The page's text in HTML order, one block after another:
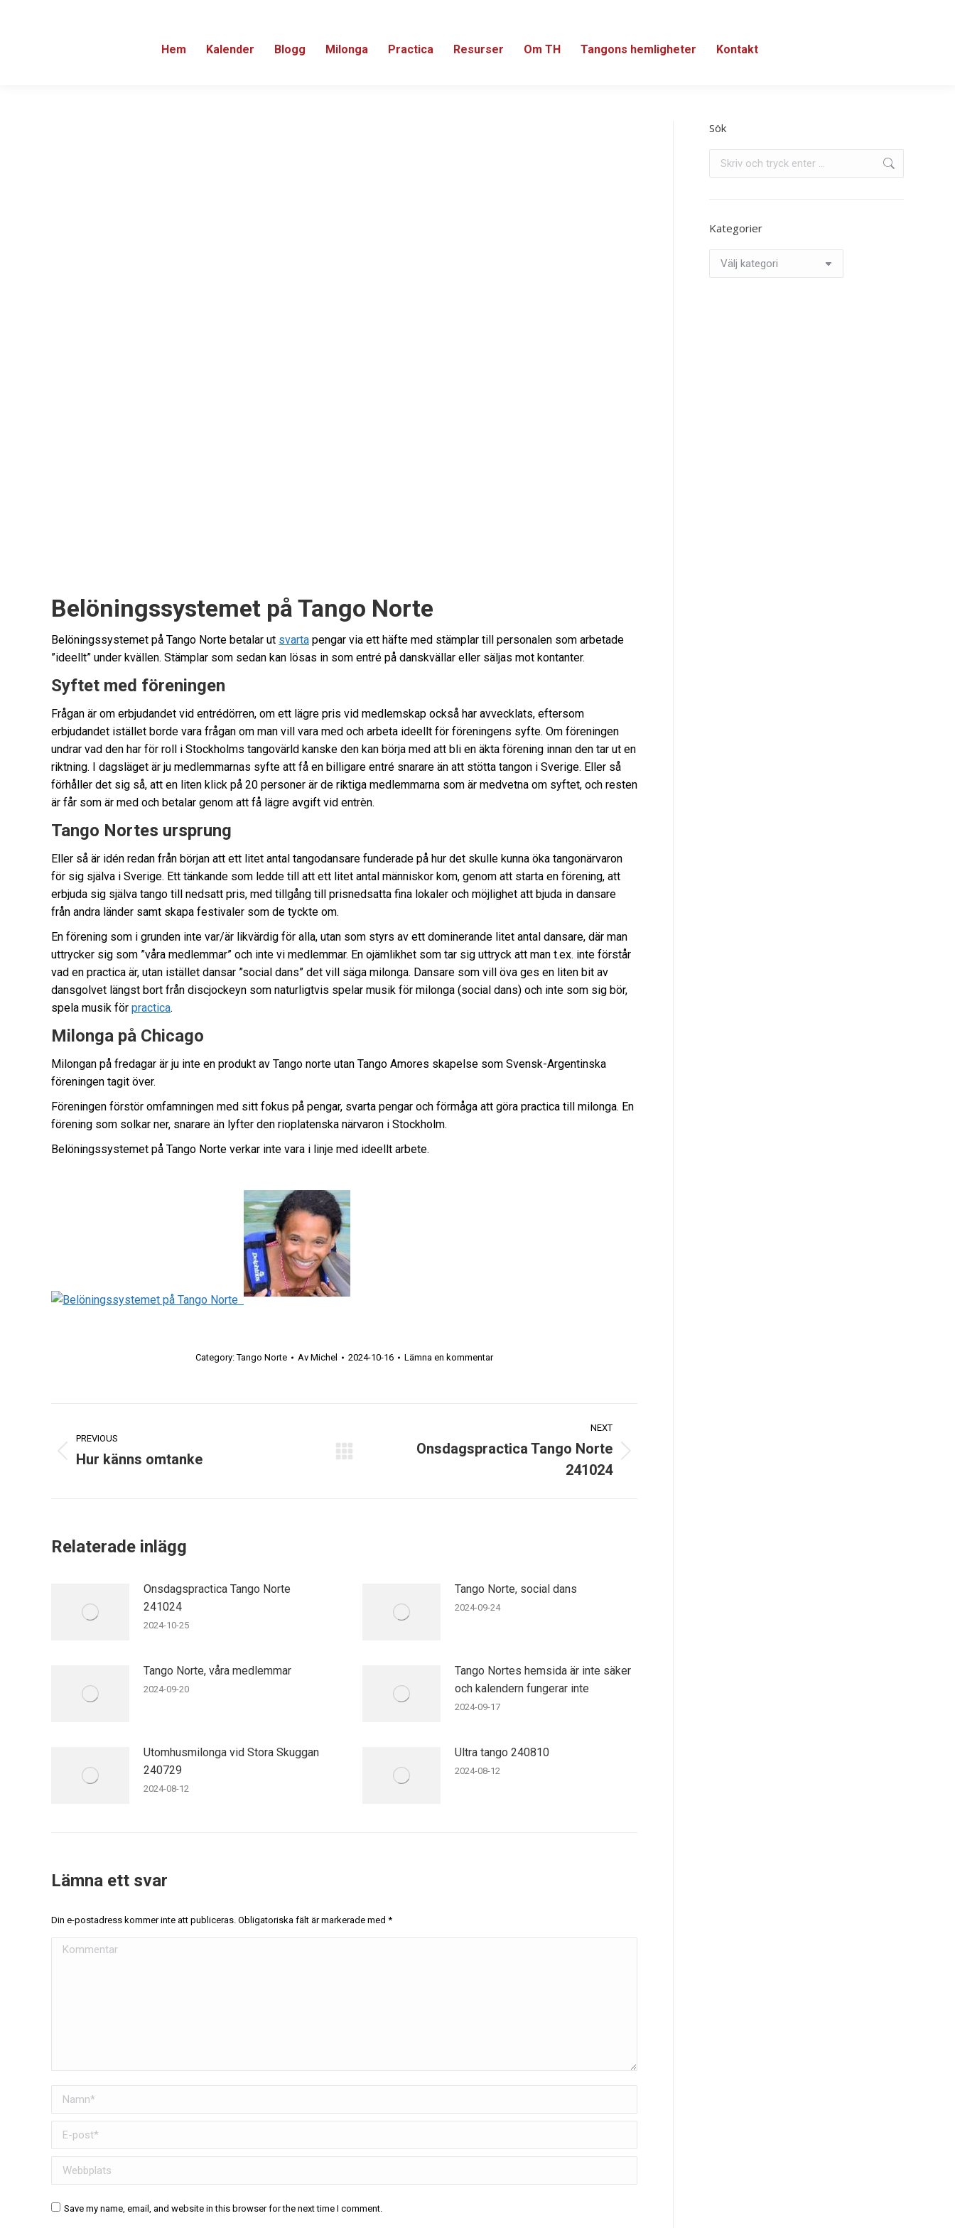
Hem Kalender Blogg Milonga Practica Resurser Om TH Tangons hemligheter Kontakt
Belöningssystemet på Tango Norte
Belöningssystemet på Tango Norte betalar ut svarta pengar via ett häfte med stämplar till personalen som arbetade
”ideellt” under kvällen. Stämplar som sedan kan lösas in som entré på danskvällar eller säljas mot kontanter.
Syftet med föreningen
Frågan är om erbjudandet vid entrédörren, om ett lägre pris vid medlemskap också har avvecklats, eftersom
erbjudandet istället borde vara frågan om man vill vara med och arbeta ideellt för föreningens syfte. Om föreningen
undrar vad den har för roll i Stockholms tangovärld kanske den kan börja med att bli en äkta förening innan den tar ut en
riktning. I dagsläget är ju medlemmarnas syfte att få en billigare entré snarare än att stötta tangon i Sverige. Eller så
förhåller det sig så, att en liten klick på 20 personer är de riktiga medlemmarna som är medvetna om syftet, och resten
är får som är med och betalar genom att få lägre avgift vid entrèn.
Tango Nortes ursprung
Eller så är idén redan från början att ett litet antal tangodansare funderade på hur det skulle kunna öka tangonärvaron
för sig själva i Sverige. Ett tänkande som ledde till att ett litet antal människor kom, genom att starta en förening, att
erbjuda sig själva tango till nedsatt pris, med tillgång till prisnedsatta fina lokaler och möjlighet att bjuda in dansare
från andra länder samt skapa festivaler som de tyckte om.
En förening som i grunden inte var/är likvärdig för alla, utan som styrs av ett dominerande litet antal dansare, där man
uttrycker sig som ”våra medlemmar” och inte vi medlemmar. En ojämlikhet som tar sig uttryck att man t.ex. inte förstår
vad en practica är, utan istället dansar ”social dans” det vill säga milonga. Dansare som vill öva ges en liten bit av
dansgolvet längst bort från discjockeyn som naturligtvis spelar musik för milonga (social dans) och inte som sig bör,
spela musik för practica.
Milonga på Chicago
Milongan på fredagar är ju inte en produkt av Tango norte utan Tango Amores skapelse som Svensk-Argentinska
föreningen tagit över.
Föreningen förstör omfamningen med sitt fokus på pengar, svarta pengar och förmåga att göra practica till milonga. En
förening som solkar ner, snarare än lyfter den rioplatenska närvaron i Stockholm.
Belöningssystemet på Tango Norte verkar inte vara i linje med ideellt arbete.
Category:Tango Norte Av Michel 2024-10-16 Lämna en kommentar
navigation
PREVIOUS
Previous
Hur känns omtanke
NEXT
Onsdagspractica Tango Norte
241024
Relaterade inlägg
Onsdagspractica Tango Norte
241024
2024-10-25
Tango Norte, social dans
2024-09-24
Tango Norte, våra medlemmar
2024-09-20
Tango Nortes hemsida är inte säker
och kalendern fungerar inte
2024-09-17
Utomhusmilonga vid Stora Skuggan
240729
2024-08-12
Ultra tango 240810
2024-08-12
Lämna ett svar
Din e-postadress kommer inte att publiceras. Obligatoriska fält är markerade med *
Kommentar
Namn *
E-post *
Webbplats
Save my name, email, and website in this browser for the next time I comment.
Sök
Kategorier